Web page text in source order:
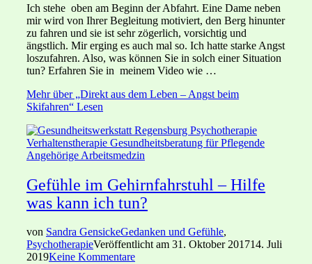
Ich stehe oben am Beginn der Abfahrt. Eine Dame neben
mir wird von Ihrer Begleitung motiviert, den Berg hinunter
zu fahren und sie ist sehr zögerlich, vorsichtig und
ängstlich. Mir erging es auch mal so. Ich hatte starke Angst
loszufahren. Also, was können Sie in solch einer Situation
tun? Erfahren Sie in meinem Video wie …
Mehrüber „Direkt aus dem Leben – Angst beim
Skifahren“ Lesen
Gefühle im Gehirnfahrstuhl – Hilfe
was kann ich tun?
von Sandra GensickeGedanken und Gefühle,
PsychotherapieVeröffentlicht am 31. Oktober 201714. Juli
2019Keine Kommentare